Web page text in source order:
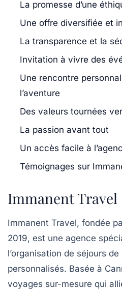
La promesse d’une
Une offre diversifiée et
La transparence et la
Invitation à vivre des
Une rencontre
l’aventure
Des valeurs tournées
La passion avant tout
Un accès facile à
Témoignages sur
Immanent Travel
Immanent Travel, fondée
2019, est une agence
l’organisation de séjours de
personnalisés. Basée à
voyages sur-mesure qui